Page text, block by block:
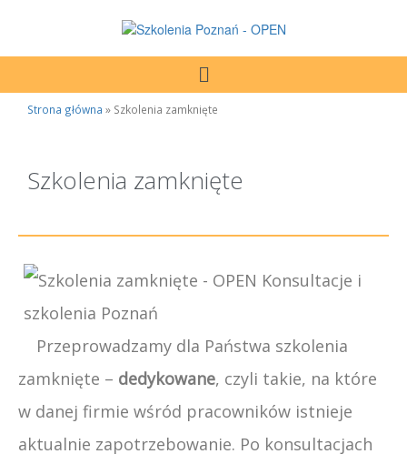
Strona główna » Szkolenia zamknięte
Szkolenia zamknięte
Przeprowadzamy dla Państwa szkolenia
zamknięte – dedykowane, czyli takie, na które
w danej firmie wśród pracowników istnieje
aktualnie zapotrzebowanie. Po konsultacjach